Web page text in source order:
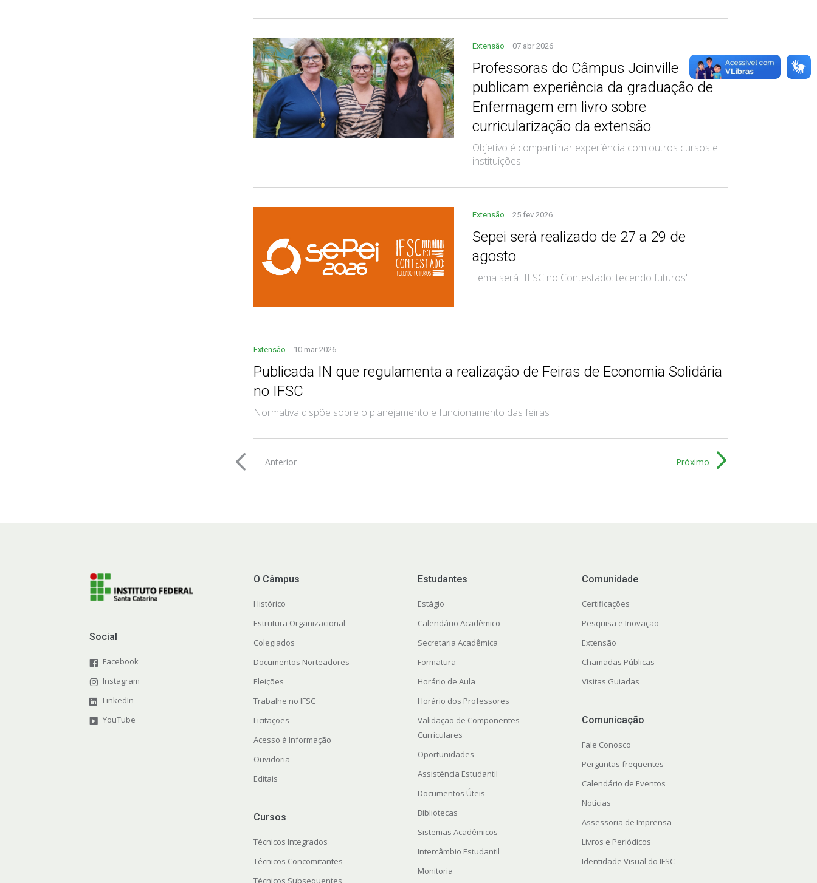
Extensão 07 abr 2026
Professoras do Câmpus Joinville
publicam experiência da graduação de
Enfermagem em livro sobre
curricularização da extensão
Objetivo é compartilhar experiência com outros cursos e
instituições.
Extensão 25 fev 2026
Sepei será realizado de 27 a 29 de
agosto
Tema será "IFSC no Contestado: tecendo futuros"
Extensão 10 mar 2026
Publicada IN que regulamenta a realização de Feiras de Economia Solidária
no IFSC
Normativa dispõe sobre o planejamento e funcionamento das feiras
Anterior Próximo
Social
Facebook
Instagram
LinkedIn
YouTube
O Câmpus
Histórico
Estrutura Organizacional
Colegiados
Documentos Norteadores
Eleições
Trabalhe no IFSC
Licitações
Acesso à Informação
Ouvidoria
Editais
Cursos
Técnicos Integrados
Técnicos Concomitantes
Técnicos Subsequentes
Estudantes
Estágio
Calendário Acadêmico
Secretaria Acadêmica
Formatura
Horário de Aula
Horário dos Professores
Validação de Componentes
Curriculares
Oportunidades
Assistência Estudantil
Documentos Úteis
Bibliotecas
Sistemas Acadêmicos
Intercâmbio Estudantil
Monitoria
Comunidade
Certificações
Pesquisa e Inovação
Extensão
Chamadas Públicas
Visitas Guiadas
Comunicação
Fale Conosco
Perguntas frequentes
Calendário de Eventos
Notícias
Assessoria de Imprensa
Livros e Periódicos
Identidade Visual do IFSC